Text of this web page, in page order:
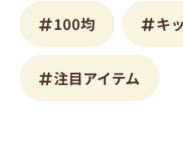
100均 キ
注目アイテム